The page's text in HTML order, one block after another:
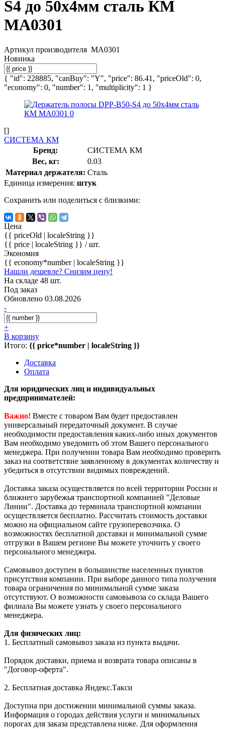
S4 до 50х4мм сталь КМ
MA0301
Артикул производителя MA0301
Новинка
{ "id": 228885, "canBuy": "Y", "price": 86.41, "priceOld": 0,
"economy": 0, "number": 1, "multiplicity": 1 }
[]
СИСТЕМА КМ
Бренд:
СИСТЕМА КМ
Вес, кг:
0.03
Материал держателя: Сталь
Единица измерения: штук
Сохранить или поделиться с близкими:
Цена
{{ priceOld | localeString }}
{{ price | localeString }} / шт.
Экономия
{{ economy*number | localeString }}
Нашли дешевле? Снизим цену!
На складе 48 шт.
Под заказ
Обновлено 03.08.2026
-
+
В корзину
Итого: {{ price*number | localeString }}
Доставка
Оплата
Для юридических лиц и индивидуальных
предпринимателей:
Важно! Вместе с товаром Вам будет предоставлен
универсальный передаточный документ. В случае
необходимости предоставления каких-либо иных документов
Вам необходимо уведомить об этом Вашего персонального
менеджера. При получении товара Вам необходимо проверить
заказ на соответствие заявленному в документах количеству и
убедиться в отсутствии видимых повреждений.
Доставка заказа осуществляется по всей территории России и
ближнего зарубежья транспортной компанией "Деловые
Линии". Доставка до терминала транспортной компании
осуществляется бесплатно. Рассчитать стоимость доставки
можно на официальном сайте грузоперевозчика. О
возможностях бесплатной доставки и минимальной сумме
отгрузки в Вашем регионе Вы можете уточнить у своего
персонального менеджера.
Самовывоз доступен в большинстве населенных пунктов
присутствия компании. При выборе данного типа получения
товара ограничения по минимальной сумме заказа
отсутствуют. О возможности самовывоза со склада Вашего
филиала Вы можете узнать у своего персонального
менеджера.
Для физических лиц:
1. Бесплатный самовывоз заказа из пункта выдачи.
Порядок доставки, приема и возврата товара описаны в
"Договор-оферта".
2. Бесплатная доставка Яндекс.Такси
Доступна при достижении минимальной суммы заказа.
Информация о городах действия услуги и минимальных
порогах для заказа представлена ниже. Для оформления